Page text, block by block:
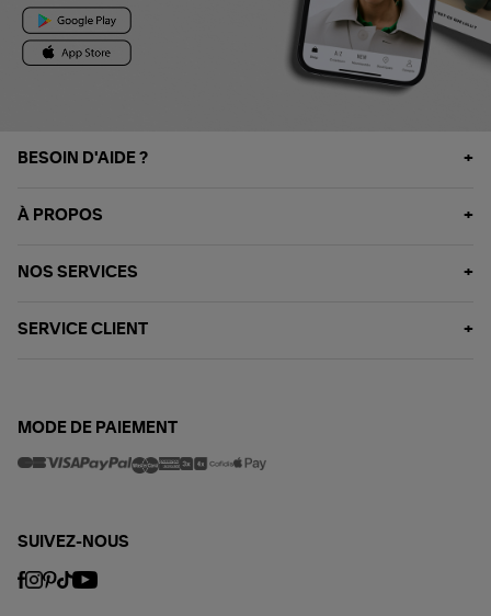
BESOIN D'AIDE ?
À PROPOS
NOS SERVICES
SERVICE CLIENT
MODE DE PAIEMENT
SUIVEZ-NOUS